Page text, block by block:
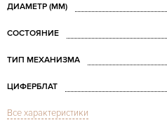
ДИАМЕТР (MM)
СОСТОЯНИЕ
ТИП МЕХАНИЗМА
ЦИФЕРБЛАТ
СТЕКЛО
Все характеристики